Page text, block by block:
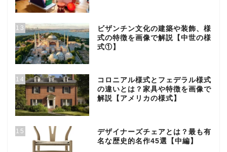
13
ビザンチン文化の建築や装飾、様
式の特徴を画像で解説【中世の様
式①】
14
コロニアル様式とフェデラル様式
の違いとは？家具や特徴を画像で
解説【アメリカの様式】
15
デザイナーズチェアとは？最も有
名な歴史的名作45選【中編】